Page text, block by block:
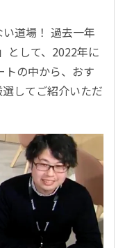
道場！ 過去一年
として、2022年に
の中から、おす
してご紹介いただ